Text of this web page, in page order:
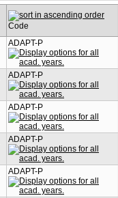
Code
ADAPT-P
ADAPT-P
ADAPT-P
ADAPT-P
ADAPT-P